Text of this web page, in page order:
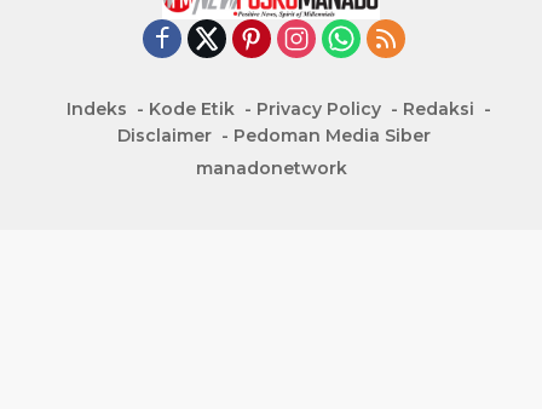
Indeks Kode Etik Privacy Policy
Redaksi
Disclaimer
Pedoman Media Siber
manadonetwork